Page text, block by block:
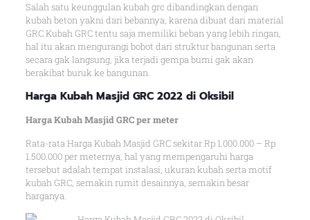
Salah satu keunggulan kubah grc dibandingkan dengan
kubah beton yakni dari bebannya, karena dibuat dari material
GRC Kubah GRC tentu saja memiliki beban yang lebih ringan,
hal itu akan mengurangi bobot dari struktur bangunan serta
secara gak langsung, jika terjadi gempa bumi gak akan
berakibat buruk ke bangunan.
Harga Kubah Masjid GRC 2022 di Oksibil
Harga Kubah Masjid GRC per meter
Rata-rata Harga Kubah Masjid GRC sekitar Rp 1.000.000 – Rp
1.500.000 per meternya, hal yang mempengaruhi harga
tersebut adalah tempat instalasi, ukuran kubah serta motif
kubah GRC, semakin rumit desainnya, semakin besar
harganya.